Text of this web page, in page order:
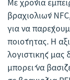
βραχιολιών
για να
ποιότητας. Η
λογιστικής μας
μπορεί να